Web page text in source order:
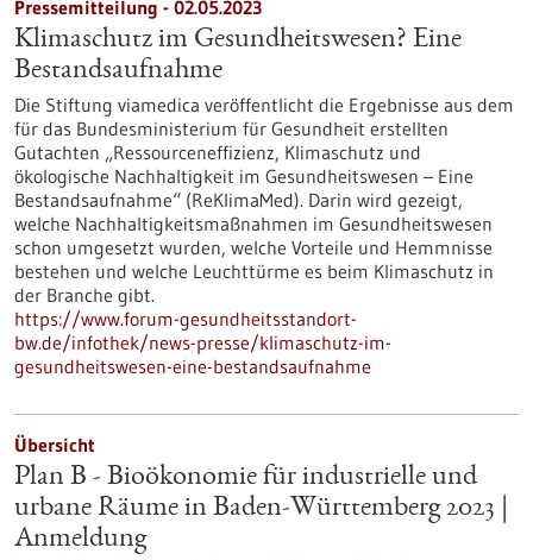
Pressemitteilung - 02.05.2023
Klimaschutz im Gesundheitswesen? Eine
Bestandsaufnahme
Die Stiftung viamedica veröffentlicht die Ergebnisse aus dem
für das Bundesministerium für Gesundheit erstellten
Gutachten „Ressourceneffizienz, Klimaschutz und
ökologische Nachhaltigkeit im Gesundheitswesen – Eine
Bestandsaufnahme“ (ReKlimaMed). Darin wird gezeigt,
welche Nachhaltigkeitsmaßnahmen im Gesundheitswesen
schon umgesetzt wurden, welche Vorteile und Hemmnisse
bestehen und welche Leuchttürme es beim Klimaschutz in
der Branche gibt.
https://www.forum-gesundheitsstandort-
bw.de/infothek/news-presse/klimaschutz-im-
gesundheitswesen-eine-bestandsaufnahme
Übersicht
Plan B - Bioökonomie für industrielle und
urbane Räume in Baden-Württemberg 2023 |
Anmeldung